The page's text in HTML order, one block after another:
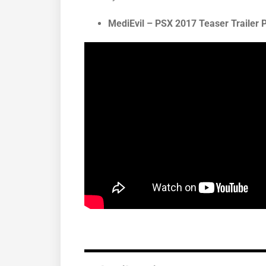
MediEvil – PSX 2017 Teaser Trailer